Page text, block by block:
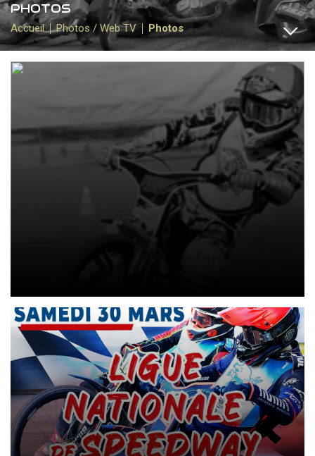
PHOTOS / VIDÉOS
PARTENAIRES
PHOTOS
Accueil Photos / Web TV Photos